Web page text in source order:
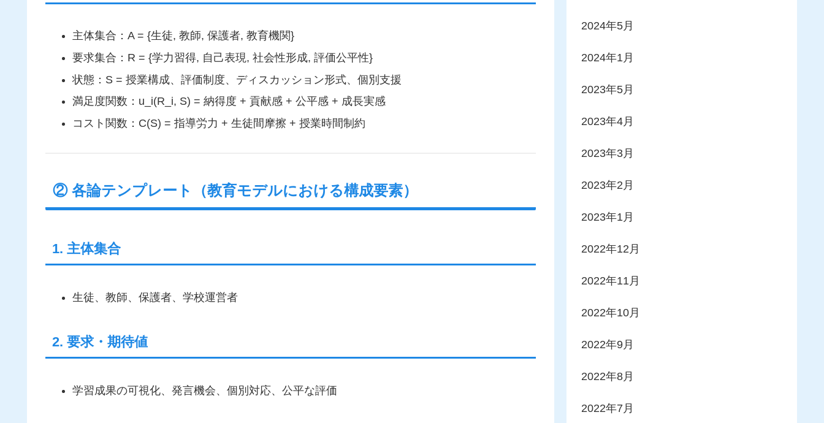
主体集合：A = {生徒, 教師, 保護者, 教育機関}
要求集合：R = {学力習得, 自己表現, 社会性形成, 評価公平性}
状態：S = 授業構成、評価制度、ディスカッション形式、個別支援
満足度関数：u_i(R_i, S) = 納得度 + 貢献感 + 公平感 + 成長実感
コスト関数：C(S) = 指導労力 + 生徒間摩擦 + 授業時間制約
② 各論テンプレート（教育モデルにおける構成要素）
1. 主体集合
生徒、教師、保護者、学校運営者
2. 要求・期待値
学習成果の可視化、発言機会、個別対応、公平な評価
2024年5月
2024年1月
2023年5月
2023年4月
2023年3月
2023年2月
2023年1月
2022年12月
2022年11月
2022年10月
2022年9月
2022年8月
2022年7月